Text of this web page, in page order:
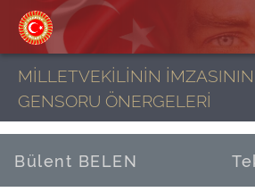
MİLLETVEKİLİNİN
GENSORU ÖNERGELERİ
Bülent BELEN